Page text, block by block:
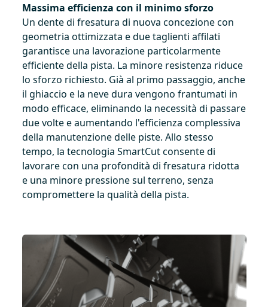
Massima efficienza con il minimo sforzo
Un dente di fresatura di nuova concezione con
geometria ottimizzata e due taglienti affilati
garantisce una lavorazione particolarmente
efficiente della pista. La minore resistenza riduce
lo sforzo richiesto. Già al primo passaggio, anche
il ghiaccio e la neve dura vengono frantumati in
modo efficace, eliminando la necessità di passare
due volte e aumentando l'efficienza complessiva
della manutenzione delle piste. Allo stesso
tempo, la tecnologia SmartCut consente di
lavorare con una profondità di fresatura ridotta
e una minore pressione sul terreno, senza
compromettere la qualità della pista.